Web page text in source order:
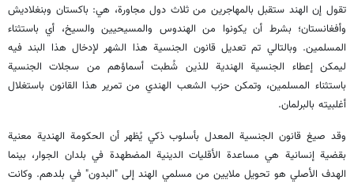
تقول إن الهند ستقبل بالمهاجرين من ثلاث دول مجاورة، هي: باكستان وبنغلاديش
وأفغانستان؛ بشرط أن يكونوا من الهندوس والمسيحيين والسيخ، أي باستثناء
المسلمين. وبالتالي تم تعديل قانون الجنسية هذا الشهر لإدخال هذا البند فيه
ليمكن إعطاء الجنسية الهندية للذين شُطبت أسماؤهم من سجلات الجنسية
باستثناء المسلمين، وتمكن حزب الشعب الهندي من تمرير هذا القانون باستغلال
أغلبيته بالبرلمان.
وقد صيغ قانون الجنسية المعدل بأسلوب ذكي يُظهر أن الحكومة الهندية معنية
بقضية إنسانية هي مساعدة الأقليات الدينية المضطهدة في بلدان الجوار، بينما
الهدف الأصلي هو تحويل ملايين من مسلمي الهند إلى "البدون" في بلدهم. وكانت